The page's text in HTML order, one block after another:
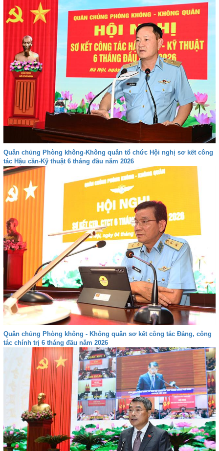
Quân chủng Phòng không-Không quân tổ chức Hội nghị sơ kết công
tác Hậu cần-Kỹ thuật 6 tháng đầu năm 2026
Quân chủng Phòng không - Không quân sơ kết công tác Đảng, công
tác chính trị 6 tháng đầu năm 2026